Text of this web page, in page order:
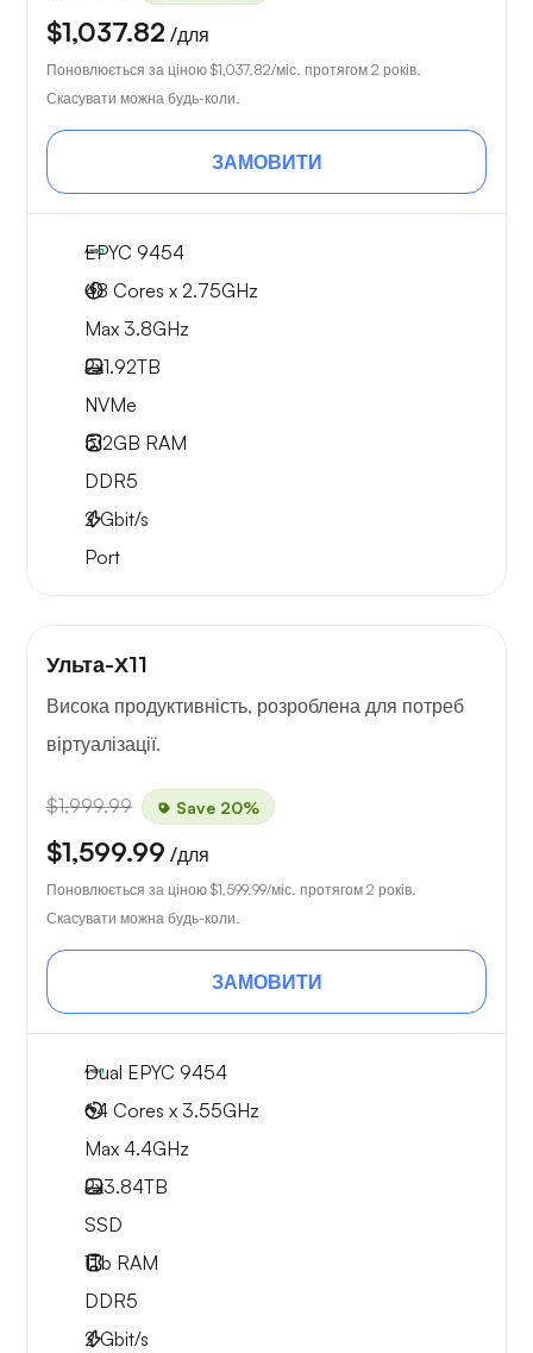
$1,037.82 /для
Поновлюється за ціною $1,037.82/міс. протягом 2 років.
Скасувати можна будь-коли.
ЗАМОВИТИ
EPYC 9454
48 Cores x 2.75GHz
Max 3.8GHz
2x1.92TB
NVMe
512GB RAM
DDR5
2Gbit/s
Port
Ульта-Х11
Висока продуктивність, розроблена для потреб
віртуалізації.
$1,999.99 Save 20%
$1,599.99 /для
Поновлюється за ціною $1,599.99/міс. протягом 2 років.
Скасувати можна будь-коли.
ЗАМОВИТИ
Dual EPYC 9454
64 Cores x 3.55GHz
Max 4.4GHz
2x3.84TB
SSD
1Tb RAM
DDR5
2Gbit/s